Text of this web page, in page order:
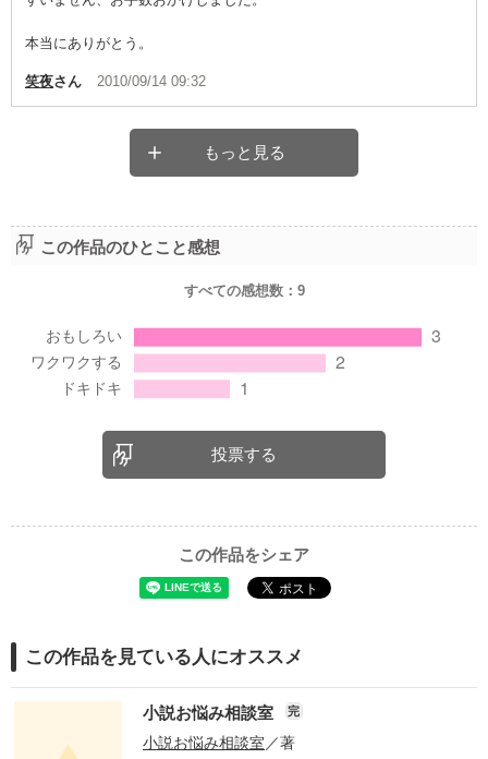
本当にありがとう。
笑夜さん 2010/09/14 09:32
もっと見る
この作品のひとこと感想
すべての感想数： 9
投票する
この作品をシェア
この作品を見ている人にオススメ
小説お悩み相談室 完
小説お悩み相談室 ／著